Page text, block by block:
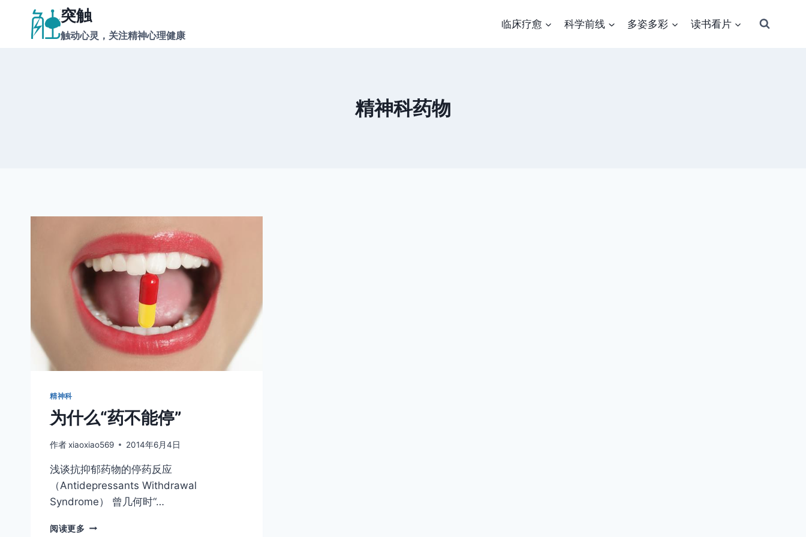
突触
触动心灵，关注精神心理健康
临床疗愈 科学前线 多姿多彩 读书看片
精神科药物
精神科
为什么“药不能停”
作者xiaoxiao569 2014年6月4日
浅谈抗抑郁药物的停药反应
（Antidepressants Withdrawal
Syndrome） 曾几何时“…
阅读更多 为